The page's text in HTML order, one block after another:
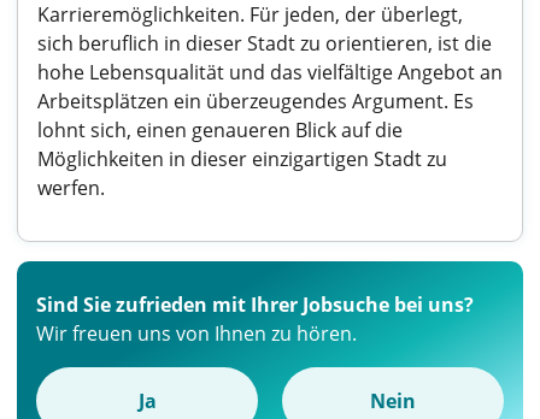
Karrieremöglichkeiten. Für jeden, der überlegt,
sich beruflich in dieser Stadt zu orientieren, ist die
hohe Lebensqualität und das vielfältige Angebot an
Arbeitsplätzen ein überzeugendes Argument. Es
lohnt sich, einen genaueren Blick auf die
Möglichkeiten in dieser einzigartigen Stadt zu
werfen.
Sind Sie zufrieden mit Ihrer Jobsuche bei uns?
Wir freuen uns von Ihnen zu hören.
Ja Nein